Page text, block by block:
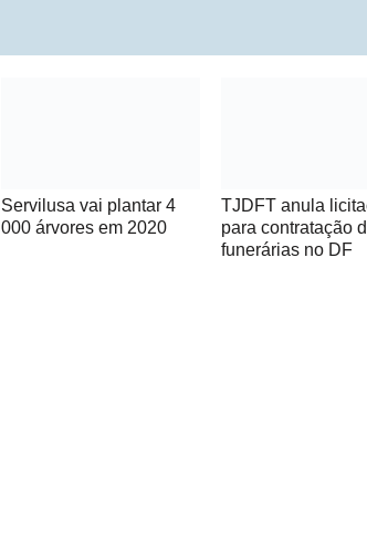
Servilusa vai plantar 4
000 árvores em 2020
TJDFT anula
para contratação
funerárias no DF